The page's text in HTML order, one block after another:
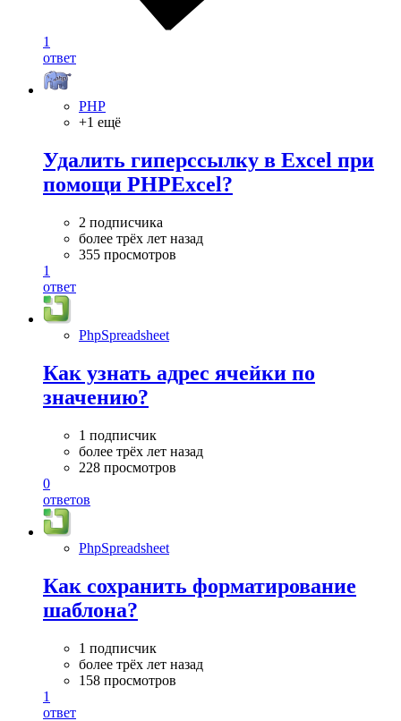
1
ответ
PHP
+1 ещё
Удалить гиперссылку в Excel при
помощи PHPExcel?
2 подписчика
более трёх лет назад
355 просмотров
1
ответ
PhpSpreadsheet
Как узнать адрес ячейки по
значению?
1 подписчик
более трёх лет назад
228 просмотров
0
ответов
PhpSpreadsheet
Как сохранить форматирование
шаблона?
1 подписчик
более трёх лет назад
158 просмотров
1
ответ